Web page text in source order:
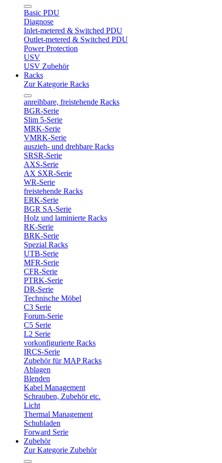
Basic PDU
Diagnose
Inlet-metered & Switched PDU
Outlet-metered & Switched PDU
Power Protection
USV
USV Zubehör
Racks
Zur Kategorie Racks
anreihbare, freistehende Racks
BGR-Serie
Slim 5-Serie
MRK-Serie
VMRK-Serie
auszieh- und drehbare Racks
SRSR-Serie
AXS-Serie
AX SXR-Serie
WR-Serie
freistehende Racks
ERK-Serie
BGR SA-Serie
Holz und laminierte Racks
RK-Serie
BRK-Serie
Spezial Racks
UTB-Serie
MFR-Serie
CFR-Serie
PTRK-Serie
DR-Serie
Technische Möbel
C3 Serie
Forum-Serie
C5 Serie
L2 Serie
vorkonfigurierte Racks
IRCS-Serie
Zubehör für MAP Racks
Ablagen
Blenden
Kabel Management
Schrauben, Zubehör etc.
Licht
Thermal Management
Schubladen
Forward Serie
Zubehör
Zur Kategorie Zubehör